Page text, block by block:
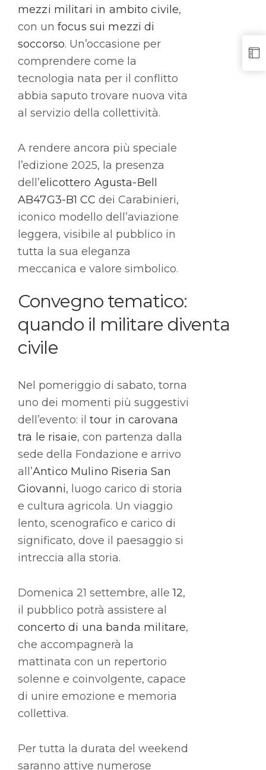
mezzi militari in ambito civile,
con un focus sui mezzi di
soccorso. Un’occasione per
comprendere come la
tecnologia nata per il conflitto
abbia saputo trovare nuova vita
al servizio della collettività.
A rendere ancora più speciale
l’edizione 2025, la presenza
dell’elicottero Agusta-Bell
AB47G3-B1 CC dei Carabinieri,
iconico modello dell’aviazione
leggera, visibile al pubblico in
tutta la sua eleganza
meccanica e valore simbolico.
Convegno tematico:
quando il militare diventa
civile
Nel pomeriggio di sabato, torna
uno dei momenti più suggestivi
dell’evento: il tour in carovana
tra le risaie, con partenza dalla
sede della Fondazione e arrivo
all’Antico Mulino Riseria San
Giovanni, luogo carico di storia
e cultura agricola. Un viaggio
lento, scenografico e carico di
significato, dove il paesaggio si
intreccia alla storia.
Domenica 21 settembre, alle12,
il pubblico potrà assistere al
concerto di una banda militare,
che accompagnerà la
mattinata con un repertorio
solenne e coinvolgente, capace
di unire emozione e memoria
collettiva.
Per tutta la durata del weekend
saranno attive numerose